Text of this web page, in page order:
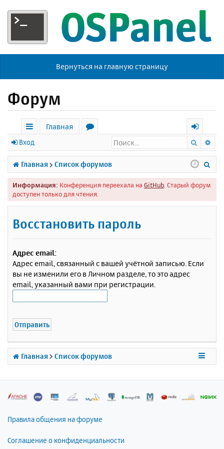
Вернуться на главную страницу
Форум
с
ы
л
к
и
Главная
р
у
м
ы
х
о
д
Вход Поиск
Главная Список форумов
с
Информация: Конференция переехала на GitHub . Старый форум
доступен только для чтения.
Восстановить пароль
Адрес email:
Адрес email, связанный с вашей учётной записью. Если
вы не изменили его в Личном разделе, то это адрес
email, указанный вами при регистрации.
Главная Список форумов
Правила общения на форуме
Соглашение о конфиденциальности